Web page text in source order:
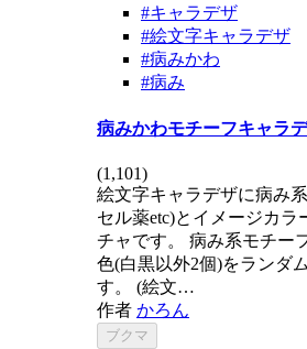
#キャラデザ
#絵文字キャラデザ
#病みかわ
#病み
病みかわモチーフキャラ
(1,101)
絵文字キャラデザに病み
セル薬etc)とイメージカ
チャです。 病み系モチー
色(白黒以外2個)をランダ
す。 (絵文…
作者 かろん
ブクマ